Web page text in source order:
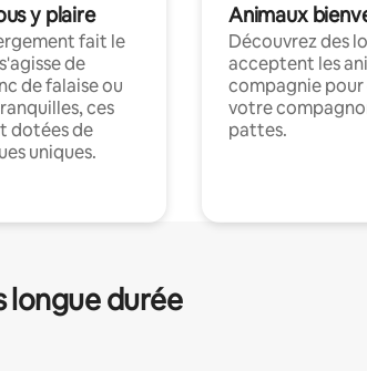
y plaire
fait le
de
de falaise ou
ces
dotées de
uniques.
Animaux
Découvrez des
acceptent les
compagnie pour
votre
pattes.
longue durée